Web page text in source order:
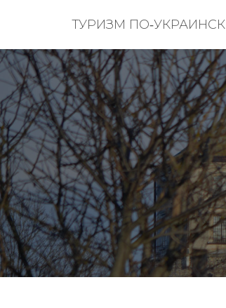
ТУРИЗМ